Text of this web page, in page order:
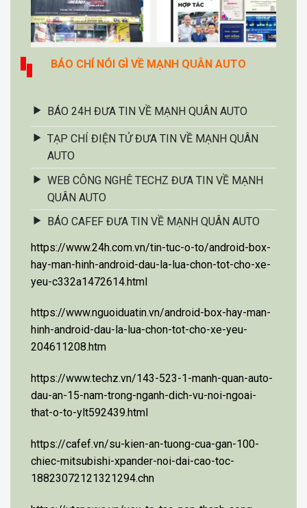
BÁO CHÍ NÓI GÌ VỀ MẠNH QUÂN AUTO
BÁO 24H ĐƯA TIN VỀ MẠNH QUÂN AUTO
TẠP CHÍ ĐIỆN TỬ ĐƯA TIN VỀ MẠNH QUÂN
AUTO
WEB CÔNG NGHÊ TECHZ ĐƯA TIN VỀ MẠNH
QUÂN AUTO
BÁO CAFEF ĐƯA TIN VỀ MẠNH QUÂN AUTO
https://www.24h.com.vn/tin-tuc-o-to/android-box-
hay-man-hinh-android-dau-la-lua-chon-tot-cho-xe-
yeu-c332a1472614.html
https://www.nguoiduatin.vn/android-box-hay-man-
hinh-android-dau-la-lua-chon-tot-cho-xe-yeu-
204611208.htm
https://www.techz.vn/143-523-1-manh-quan-auto-
dau-an-15-nam-trong-nganh-dich-vu-noi-ngoai-
that-o-to-ylt592439.html
https://cafef.vn/su-kien-an-tuong-cua-gan-100-
chiec-mitsubishi-xpander-noi-dai-cao-toc-
18823072121321294.chn